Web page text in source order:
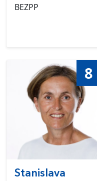
BEZPP
8
Stanislava